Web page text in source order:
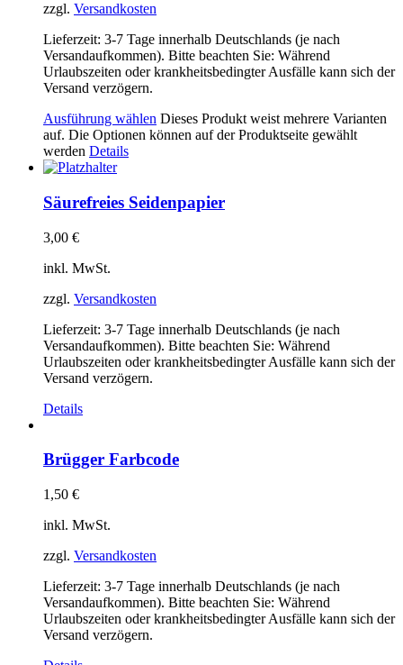
zzgl. Versandkosten
Lieferzeit: 3-7 Tage innerhalb Deutschlands (je nach
Versandaufkommen). Bitte beachten Sie: Während
Urlaubszeiten oder krankheitsbedingter Ausfälle kann sich der
Versand verzögern.
Ausführung wählen Dieses Produkt weist mehrere Varianten
auf. Die Optionen können auf der Produktseite gewählt
werden Details
Säurefreies Seidenpapier
3,00 €
inkl. MwSt.
zzgl. Versandkosten
Lieferzeit: 3-7 Tage innerhalb Deutschlands (je nach
Versandaufkommen). Bitte beachten Sie: Während
Urlaubszeiten oder krankheitsbedingter Ausfälle kann sich der
Versand verzögern.
Details
Brügger Farbcode
1,50 €
inkl. MwSt.
zzgl. Versandkosten
Lieferzeit: 3-7 Tage innerhalb Deutschlands (je nach
Versandaufkommen). Bitte beachten Sie: Während
Urlaubszeiten oder krankheitsbedingter Ausfälle kann sich der
Versand verzögern.